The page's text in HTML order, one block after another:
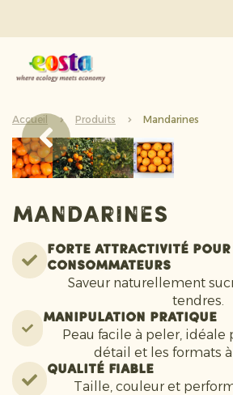
À propos de nous
Produits
Durabilité
Nouvelles et
Travailler chez Eosta
Accueil Produits Mandarines
Mandarines
Forte attractivité pour
consommateurs
Saveur naturellement
tendres.
Manipulation pratique
Peau facile à peler, idéale
détail et les formats
Qualité fiable
Taille, couleur et